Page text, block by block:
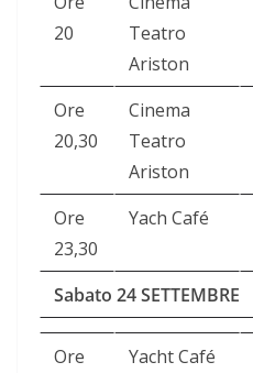
20
Teatro
Ariston
Ore
20,30
Cinema
Teatro
Ariston
Ore
23,30
Yach Café
Sabato 24 SETTEMBRE
Ore
Yacht Café